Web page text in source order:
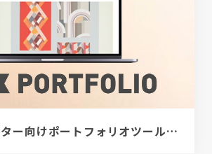
[PR]クリエイター向けポートフォリオツール｜BRIK PORTFOLIO